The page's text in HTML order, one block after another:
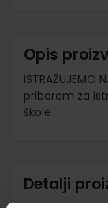
Opis
ISTRAŽUJEMO
priborom za
škole
Detalji